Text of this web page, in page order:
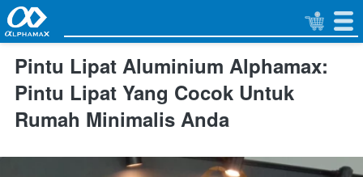
Pintu Lipat Aluminium Alphamax:
Pintu Lipat Yang Cocok Untuk
Rumah Minimalis Anda